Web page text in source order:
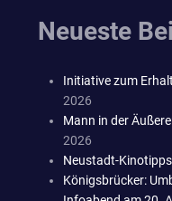
Neueste
Initiative zum
2026
Mann in der
2026
Neustadt-
Königsbrücker: